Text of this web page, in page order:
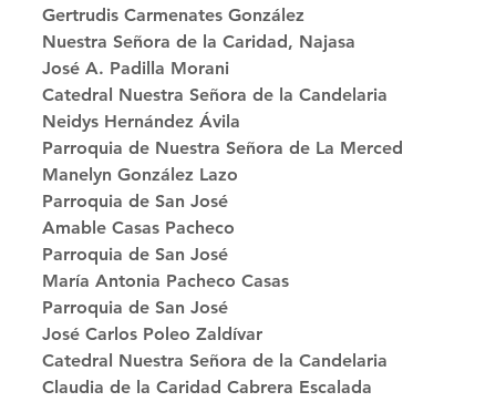
Gertrudis Carmenates González
Nuestra Señora de la Caridad, Najasa
José A. Padilla Morani
Catedral Nuestra Señora de la Candelaria
Neidys Hernández Ávila
Parroquia de Nuestra Señora de La Merced
Manelyn González Lazo
Parroquia de San José
Amable Casas Pacheco
Parroquia de San José
María Antonia Pacheco Casas
Parroquia de San José
José Carlos Poleo Zaldívar
Catedral Nuestra Señora de la Candelaria
Claudia de la Caridad Cabrera Escalada